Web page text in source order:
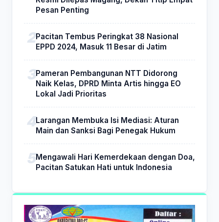
Pesan Penting
Pacitan Tembus Peringkat 38 Nasional
EPPD 2024, Masuk 11 Besar di Jatim
Pameran Pembangunan NTT Didorong
Naik Kelas, DPRD Minta Artis hingga EO
Lokal Jadi Prioritas
Larangan Membuka Isi Mediasi: Aturan
Main dan Sanksi Bagi Penegak Hukum
Mengawali Hari Kemerdekaan dengan Doa,
Pacitan Satukan Hati untuk Indonesia